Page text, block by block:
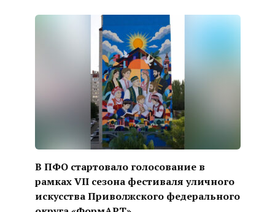
В ПФО стартовало голосование в
рамках VII сезона фестиваля уличного
искусства Приволжского федерального